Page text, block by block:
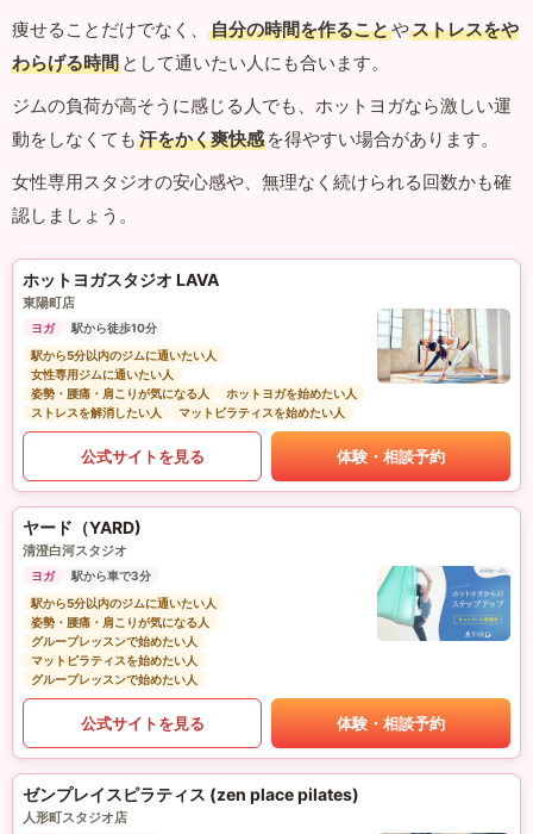
痩せることだけでなく、
自分の時間を作ることやストレスをや
わらげる時間 として通いたい人にも合います。
ジムの負荷が高そうに感じる人でも、ホットヨガなら激しい運
動をしなくても 汗をかく爽快感 を得やすい場合があります。
女性専用スタジオの安心感や、無理なく続けられる回数かも確
認しましょう。
ホットヨガスタジオ LAVA
東陽町店
ヨガ
駅から徒歩10分
駅から5分以内のジムに通いたい人
女性専用ジムに通いたい人
姿勢・腰痛・肩こりが気になる人
ホットヨガを始めたい人
ストレスを解消したい人
マットピラティスを始めたい人
公式サイトを見る 体験・相談予約
ヤード（YARD)
清澄白河スタジオ
ヨガ
駅から車で3分
駅から5分以内のジムに通いたい人
姿勢・腰痛・肩こりが気になる人
グループレッスンで始めたい人
マットピラティスを始めたい人
グループレッスンで始めたい人
公式サイトを見る 体験・相談予約
ゼンプレイスピラティス (zen place pilates)
人形町スタジオ店